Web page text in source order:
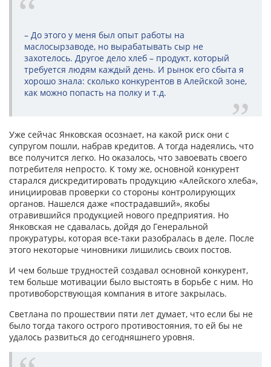
– До этого у меня был опыт работы на
маслосырзаводе, но вырабатывать сыр не
захотелось. Другое дело хлеб – продукт, который
требуется людям каждый день. И рынок его сбыта я
хорошо знала: сколько конкурентов в Алейской зоне,
как можно попасть на полку и т.д.
Уже сейчас Янковская осознает, на какой риск они с
супругом пошли, набрав кредитов. А тогда надеялись, что
все получится легко. Но оказалось, что завоевать своего
потребителя непросто. К тому же, основной конкурент
старался дискредитировать продукцию «Алейского хлеба»,
инициировав проверки со стороны контролирующих
органов. Нашелся даже «пострадавший», якобы
отравившийся продукцией нового предприятия. Но
Янковская не сдавалась, дойдя до Генеральной
прокуратуры, которая все-таки разобралась в деле. После
этого некоторые чиновники лишились своих постов.
И чем больше трудностей создавал основной конкурент,
тем больше мотивации было выстоять в борьбе с ним. Но
противоборствующая компания в итоге закрылась.
Светлана по прошествии пяти лет думает, что если бы не
было тогда такого острого противостояния, то ей бы не
удалось развиться до сегодняшнего уровня.